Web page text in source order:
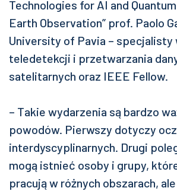
Technologies for AI and
Earth Observation” prof. Paolo
University of Pavia – specjalisty
teledetekcji i przetwarzania
satelitarnych oraz IEEE Fellow.
– Takie wydarzenia są bardzo
powodów. Pierwszy dotyczy
interdyscyplinarnych. Drugi
mogą istnieć osoby i grupy,
pracują w różnych obszarach,